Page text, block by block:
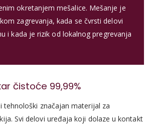
okretanjem mešalice. Mešanje je
zagrevanja, kada se čvrsti delovi
i kada je rizik od lokalnog pregrevanja
čistoće 99,99%
tehnološki značajan materijal za
Svi delovi uređaja koji dolaze u kontakt